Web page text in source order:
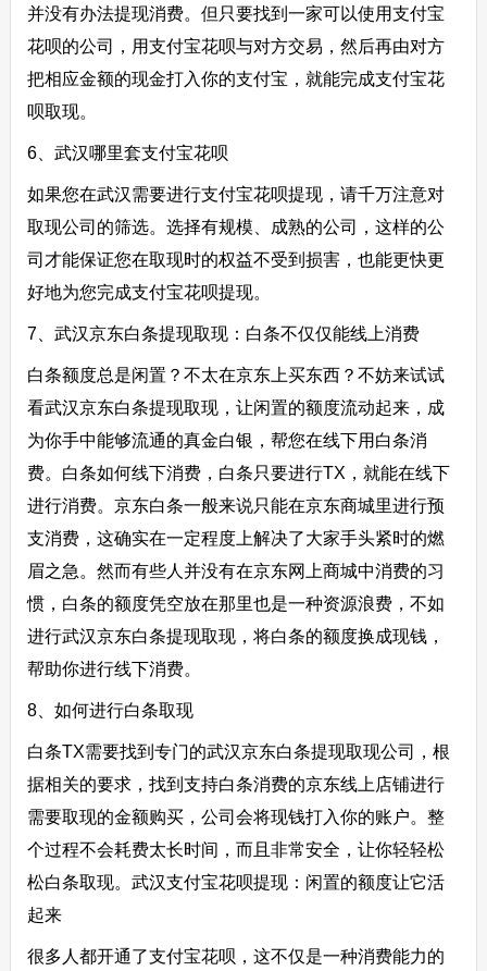
并没有办法提现消费。但只要找到一家可以使用支付宝
花呗的公司，用支付宝花呗与对方交易，然后再由对方
把相应金额的现金打入你的支付宝，就能完成支付宝花
呗取现。
6、武汉哪里套支付宝花呗
如果您在武汉需要进行支付宝花呗提现，请千万注意对
取现公司的筛选。选择有规模、成熟的公司，这样的公
司才能保证您在取现时的权益不受到损害，也能更快更
好地为您完成支付宝花呗提现。
7、武汉京东白条提现取现：白条不仅仅能线上消费
白条额度总是闲置？不太在京东上买东西？不妨来试试
看武汉京东白条提现取现，让闲置的额度流动起来，成
为你手中能够流通的真金白银，帮您在线下用白条消
费。白条如何线下消费，白条只要进行TX，就能在线下
进行消费。京东白条一般来说只能在京东商城里进行预
支消费，这确实在一定程度上解决了大家手头紧时的燃
眉之急。然而有些人并没有在京东网上商城中消费的习
惯，白条的额度凭空放在那里也是一种资源浪费，不如
进行武汉京东白条提现取现，将白条的额度换成现钱，
帮助你进行线下消费。
8、如何进行白条取现
白条TX需要找到专门的武汉京东白条提现取现公司，根
据相关的要求，找到支持白条消费的京东线上店铺进行
需要取现的金额购买，公司会将现钱打入你的账户。整
个过程不会耗费太长时间，而且非常安全，让你轻轻松
松白条取现。武汉支付宝花呗提现：闲置的额度让它活
起来
很多人都开通了支付宝花呗，这不仅是一种消费能力的